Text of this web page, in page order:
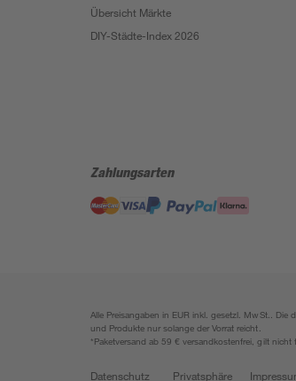
Übersicht Märkte
DIY-Städte-Index 2026
Zahlungsarten
Alle Preisangaben in EUR inkl. gesetzl. MwSt..
und Produkte nur solange der Vorrat reicht.
*Paketversand ab 59 € versandkostenfrei, gilt nicht
Datenschutz Privatsphäre